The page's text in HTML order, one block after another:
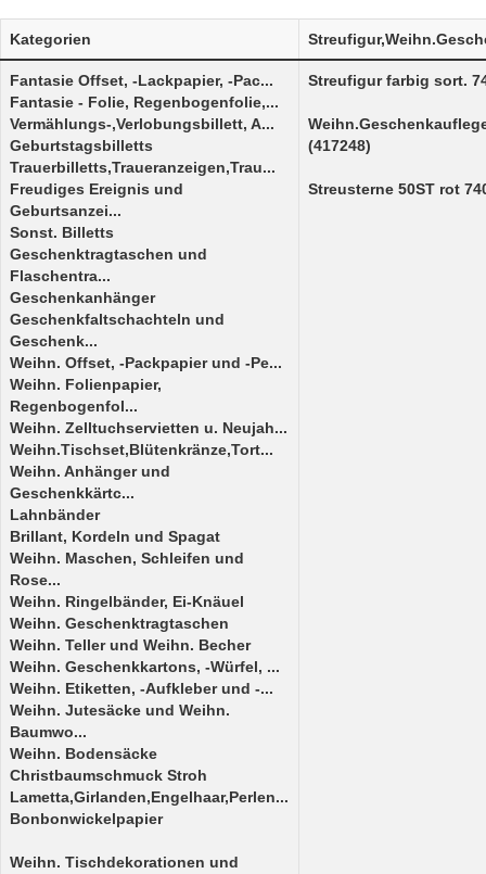
Kategorien
Fantasie Offset, -Lackpapier, -Pac...
Fantasie - Folie, Regenbogenfolie,...
Vermählungs-,Verlobungsbillett, A...
Geburtstagsbilletts
Trauerbilletts,Traueranzeigen,Trau...
Freudiges Ereignis und
Geburtsanzei...
Sonst. Billetts
Geschenktragtaschen und
Flaschentra...
Geschenkanhänger
Geschenkfaltschachteln und
Geschenk...
Weihn. Offset, -Packpapier und -Pe...
Weihn. Folienpapier,
Regenbogenfol...
Weihn. Zelltuchservietten u. Neujah...
Weihn.Tischset,Blütenkränze,Tort...
Weihn. Anhänger und
Geschenkkärtc...
Lahnbänder
Brillant, Kordeln und Spagat
Weihn. Maschen, Schleifen und
Rose...
Weihn. Ringelbänder, Ei-Knäuel
Weihn. Geschenktragtaschen
Weihn. Teller und Weihn. Becher
Weihn. Geschenkkartons, -Würfel, ...
Weihn. Etiketten, -Aufkleber und -...
Weihn. Jutesäcke und Weihn.
Baumwo...
Weihn. Bodensäcke
Christbaumschmuck Stroh
Lametta,Girlanden,Engelhaar,Perlen...
Bonbonwickelpapier
Weihn. Tischdekorationen und
Streufigur farbig sort.
(417248)
Streusterne 50ST rot